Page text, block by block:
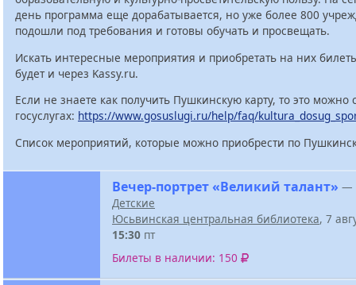
день программа еще дорабатывается, но уже более 800
подошли под требования и готовы обучать и просвещать.
Искать интересные мероприятия и приобретать на них
будет и через Kassy.ru.
Если не знаете как получить Пушкинскую карту, то это можно
госуслугах: https://www.gosuslugi.ru/help/faq/
Список мероприятий, которые можно приобрести по
Вечер-портрет «Великий талант» —
Детские
Юсьвинская центральная библиотека, 7
15:30 пт
Билеты в наличии: 150